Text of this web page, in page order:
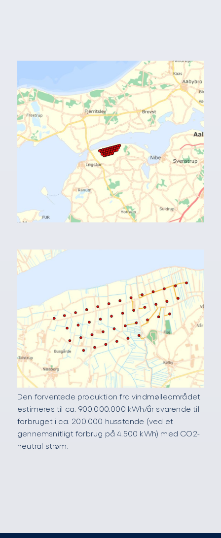
Den forventede produktion fra vindmølleområdet
estimeres til ca. 900.000.000 kWh/år svarende til
forbruget i ca. 200.000 husstande (ved et
gennemsnitligt forbrug på 4.500 kWh) med CO2-
neutral strøm.